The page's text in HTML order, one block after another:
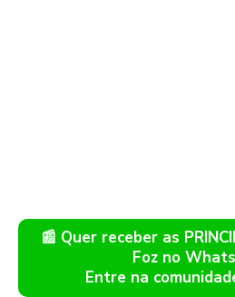
📰 Quer receber as
Foz no
Entre na